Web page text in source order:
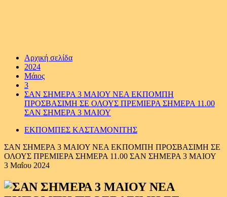
Αρχική σελίδα
2024
Μάιος
3
ΣΑΝ ΣΗΜΕΡΑ 3 ΜΑΙΟΥ ΝΕΑ ΕΚΠΟΜΠΗ
ΠΡΟΣΒΑΣΙΜΗ ΣΕ ΟΛΟΥΣ ΠΡΕΜΙΕΡΑ ΣΗΜΕΡΑ 11.00
ΣΑΝ ΣΗΜΕΡΑ 3 ΜΑΙΟΥ
ΕΚΠΟΜΠΕΣ ΚΑΣΤΑΜΟΝΙΤΗΣ
ΣΑΝ ΣΗΜΕΡΑ 3 ΜΑΙΟΥ ΝΕΑ ΕΚΠΟΜΠΗ ΠΡΟΣΒΑΣΙΜΗ ΣΕ
ΟΛΟΥΣ ΠΡΕΜΙΕΡΑ ΣΗΜΕΡΑ 11.00 ΣΑΝ ΣΗΜΕΡΑ 3 ΜΑΙΟΥ
3 Μαΐου 2024